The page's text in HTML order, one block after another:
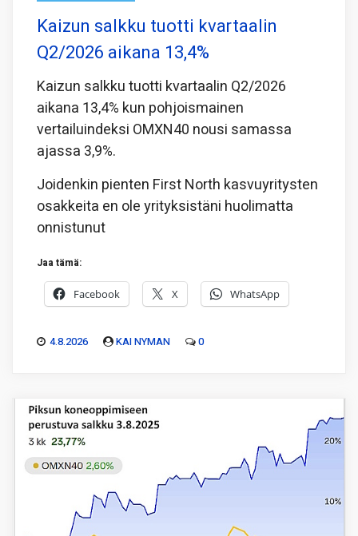
Kaizun salkku tuotti kvartaalin
Q2/2026 aikana 13,4%
Kaizun salkku tuotti kvartaalin Q2/2026
aikana 13,4% kun pohjoismainen
vertailuindeksi OMXN40 nousi samassa
ajassa 3,9%.
Joidenkin pienten First North kasvuyritysten
osakkeita en ole yrityksistäni huolimatta
onnistunut
Jaa tämä:
Facebook X WhatsApp
4.8.2026 KAI NYMAN 0